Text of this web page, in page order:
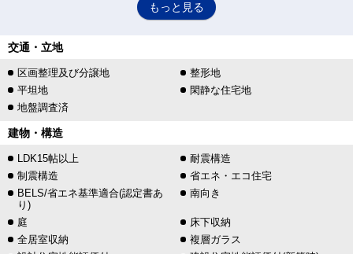
もっと見る
交通・立地
区画整理及び分譲地
整形地
平坦地
閑静な住宅地
地盤調査済
建物・構造
LDK15帖以上
耐震構造
制震構造
省エネ・エコ住宅
BELS/省エネ基準適合(認定書あ
り)
南向き
庭
床下収納
全居室収納
複層ガラス